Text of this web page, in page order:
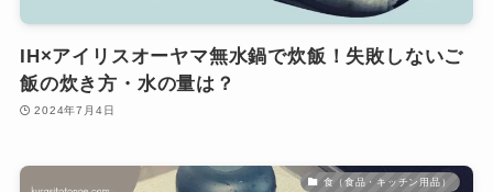
IH×アイリスオーヤマ無水鍋で炊飯！失敗しないご
飯の炊き方・水の量は？
2024年7月4日
食（食品・キッチン用品）